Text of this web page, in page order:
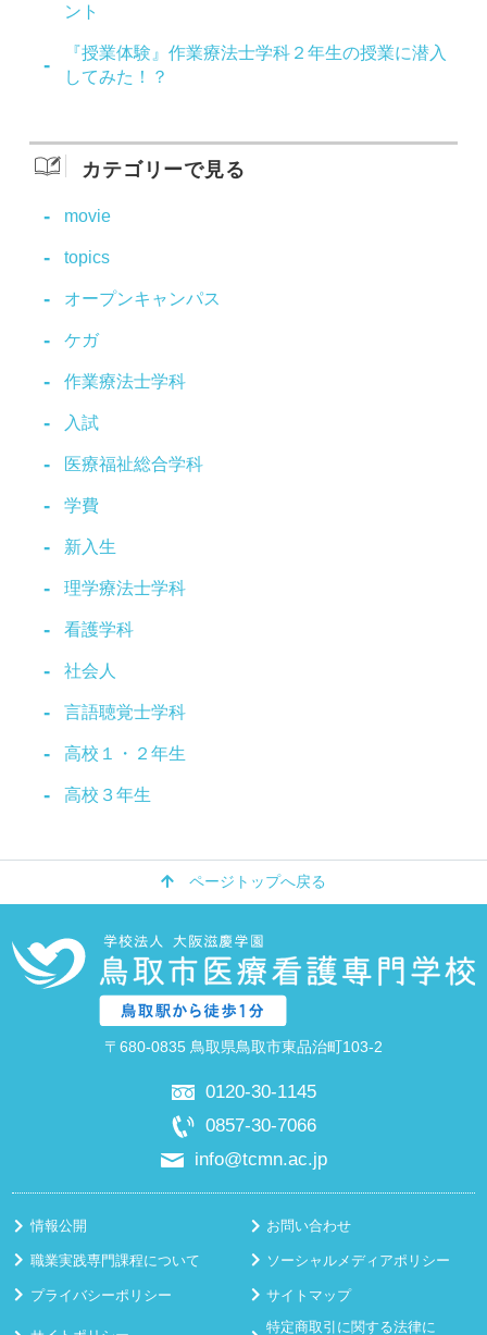
ント
『授業体験』作業療法士学科２年生の授業に潜入
してみた！？
カテゴリーで見る
movie
topics
オープンキャンパス
ケガ
作業療法士学科
入試
医療福祉総合学科
学費
新入生
理学療法士学科
看護学科
社会人
言語聴覚士学科
高校１・２年生
高校３年生
ページトップへ戻る
〒680-0835 鳥取県鳥取市東品治町103-2
0120-30-1145
0857-30-7066
info@tcmn.ac.jp
情報公開 お問い合わせ
職業実践専門課程について ソーシャルメディアポリシー
プライバシーポリシー サイトマップ
特定商取引に関する法律に